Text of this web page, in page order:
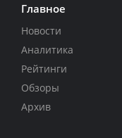
Главное
Новости
Аналитика
Рейтинги
Обзоры
Архив